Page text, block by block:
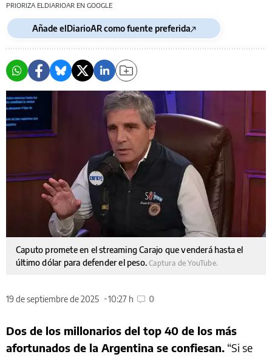
PRIORIZA ELDIARIOAR EN GOOGLE
Añade elDiarioAR como fuente preferida
Caputo promete en el streaming Carajo que venderá hasta el
último dólar para defender el peso.Captura de YouTube.
19 de septiembre de 2025 10:27 h 0
Dos de los millonarios del top 40 de los más
afortunados de la Argentina se confiesan. “Si se